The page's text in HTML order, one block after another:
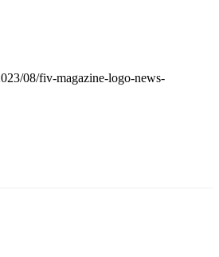
08/fiv-magazine-logo-news-